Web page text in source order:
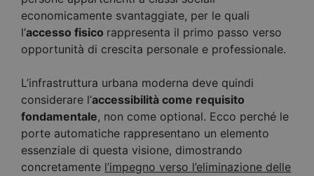
economicamente svantaggiate, per le quali
l’accesso fisico rappresenta il primo passo verso
opportunità di crescita personale e professionale.
L’infrastruttura urbana moderna deve quindi
considerare l’accessibilità come requisito
fondamentale, non come optional. Ecco perché le
porte automatiche rappresentano un elemento
essenziale di questa visione, dimostrando
concretamente l’impegno verso l’eliminazione delle